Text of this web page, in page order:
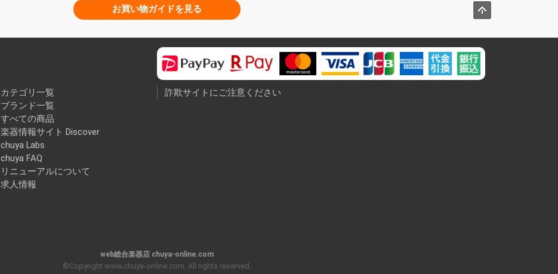
お買い物ガイドを見る
カテゴリ一覧
ブランド一覧
すべての商品
楽器情報サイト Discover
chuya Labs
chuya FAQ
リニューアルについて
求人情報
詐欺サイトにご注意ください
web総合楽器店 chuya-online.com
©Copyright www.chuya-online.com, All rights reserved.